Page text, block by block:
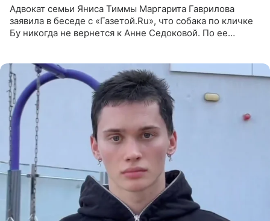
Адвокат семьи Яниса Тиммы Маргарита Гаврилова
заявила в беседе с «Газетой.Ru», что собака по кличке
Бу никогда не вернется к Анне Седоковой. По ее